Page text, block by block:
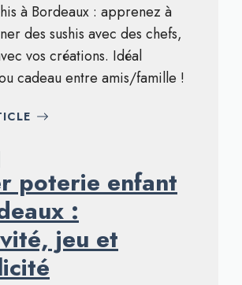
à Bordeaux : apprenez à
des sushis avec des chefs,
vos créations. Idéal
cadeau entre amis/famille !
poterie enfant
:
jeu et